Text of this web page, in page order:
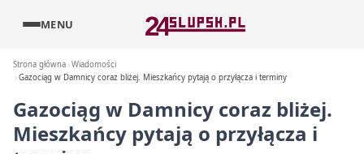
MENU
Strona główna Wiadomości
Gazociąg w Damnicy coraz bliżej. Mieszkańcy pytają o przyłącza i terminy
Gazociąg w Damnicy coraz bliżej.
Mieszkańcy pytają o przyłącza i